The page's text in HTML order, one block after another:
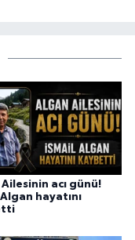
acı günü!
Algan hayatını